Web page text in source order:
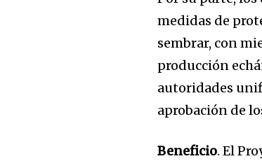
Join our
of the
To subscribe, simply
the subscribe button
won't spam your
medidas de
sembrar, con
producción
autoridades
aprobación de
Beneficio. El